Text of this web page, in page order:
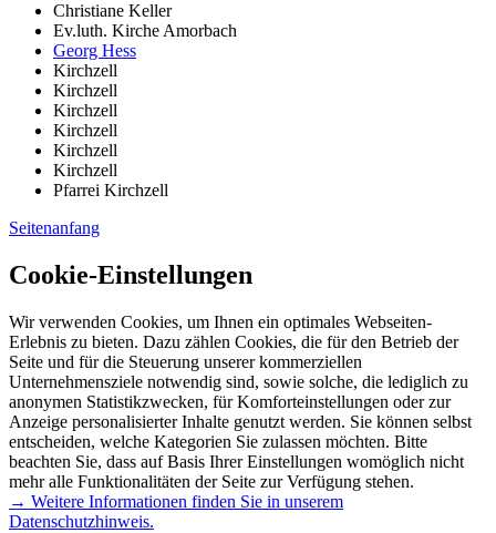
Christiane Keller
Ev.luth. Kirche Amorbach
Georg Hess
Kirchzell
Kirchzell
Kirchzell
Kirchzell
Kirchzell
Kirchzell
Pfarrei Kirchzell
Seitenanfang
Cookie-Einstellungen
Wir verwenden Cookies, um Ihnen ein optimales Webseiten-
Erlebnis zu bieten. Dazu zählen Cookies, die für den Betrieb der
Seite und für die Steuerung unserer kommerziellen
Unternehmensziele notwendig sind, sowie solche, die lediglich zu
anonymen Statistikzwecken, für Komforteinstellungen oder zur
Anzeige personalisierter Inhalte genutzt werden. Sie können selbst
entscheiden, welche Kategorien Sie zulassen möchten. Bitte
beachten Sie, dass auf Basis Ihrer Einstellungen womöglich nicht
mehr alle Funktionalitäten der Seite zur Verfügung stehen.
→ Weitere Informationen finden Sie in unserem
Datenschutzhinweis.